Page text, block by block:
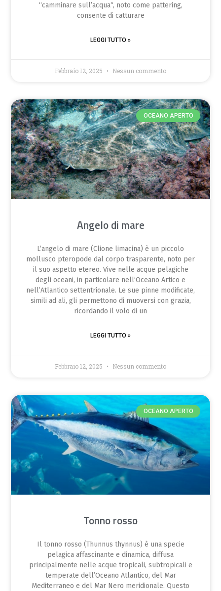
“camminare sull’acqua“, noto come pattering,
consente di catturare
LEGGI TUTTO »
Febbraio 12, 2025 Nessun commento
OCEANO APERTO
Angelo di mare
L’angelo di mare (Clione limacina) è un piccolo
mollusco pteropode dal corpo trasparente, noto per
il suo aspetto etereo. Vive nelle acque pelagiche
degli oceani, in particolare nell’Oceano Artico e
nell’Atlantico settentrionale. Le sue pinne modificate,
simili ad ali, gli permettono di muoversi con grazia,
ricordando il volo di un
LEGGI TUTTO »
Febbraio 12, 2025 Nessun commento
OCEANO APERTO
Tonno rosso
Il tonno rosso (Thunnus thynnus) è una specie
pelagica affascinante e dinamica, diffusa
principalmente nelle acque tropicali, subtropicali e
temperate dell’Oceano Atlantico, del Mar
Mediterraneo e del Mar Nero meridionale. Questo